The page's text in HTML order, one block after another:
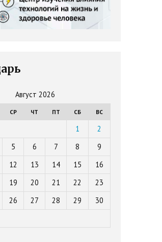
Август 2026
СР ЧТ ПТ СБ ВС
1
2
5 6 7 8
9
12 13 14 15
16
19 20 21 22
23
26 27 28 29
30